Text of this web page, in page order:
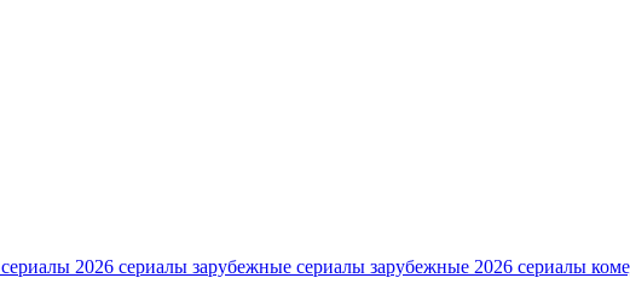
сериалы 2026 сериалы зарубежные сериалы зарубежные 2026 сериалы